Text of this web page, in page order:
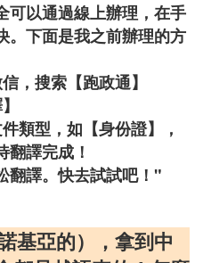
可以通過線上辦理，在手
。下面是我之前辦理的方
，搜索【跑政通】
類型，如【身份證】，
譯完成！
翻譯。快去試試吧！"
基亞的），拿到中